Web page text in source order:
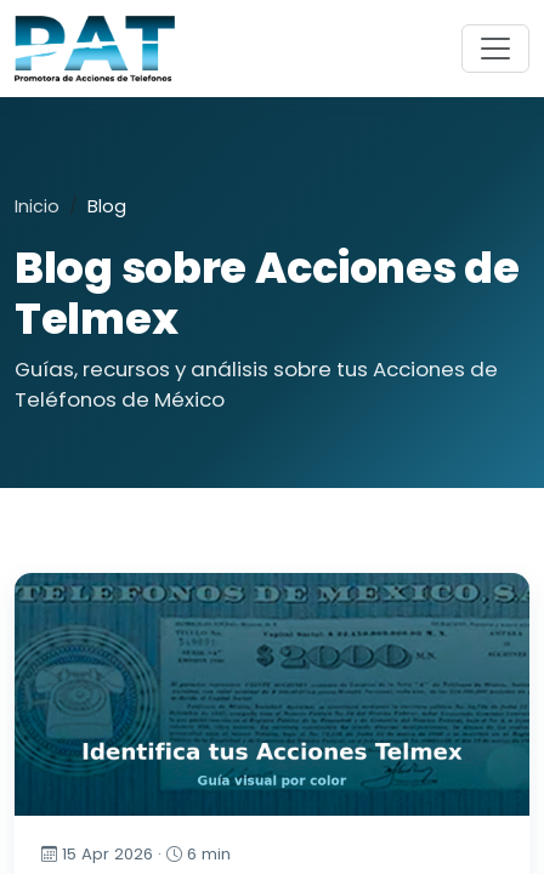
Inicio Blog
Blog sobre Acciones de
Telmex
Guías, recursos y análisis sobre tus Acciones de
Teléfonos de México
15 Apr 2026 · 6 min